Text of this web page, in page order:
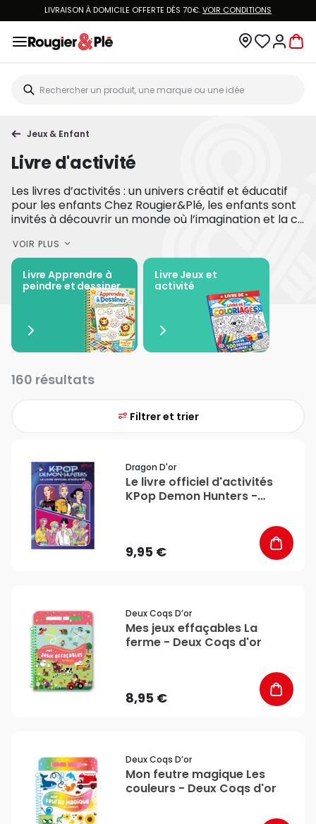
LIVRAISON À DOMICILE OFFERTE DÈS 70€.VOIR CONDITIONS
Jeux & Enfant
Livre d'activité
Les livres d’activités : un univers créatif et éducatif
pour les enfants Chez Rougier&Plé, les enfants sont
invités à découvrir un monde où l’imagination et la c...
VOIR PLUS
Livre Apprendre à
peindre et dessiner
Livre Jeux et
activité
160 résultats
Filtrer et trier
Dragon D'or
Le livre officiel d'activités
KPop Demon Hunters -
9,95 €
Deux Coqs D’or
Mes jeux effaçables La
ferme - Deux Coqs d'or
8,95 €
Deux Coqs D’or
Mon feutre magique Les
couleurs - Deux Coqs d'or